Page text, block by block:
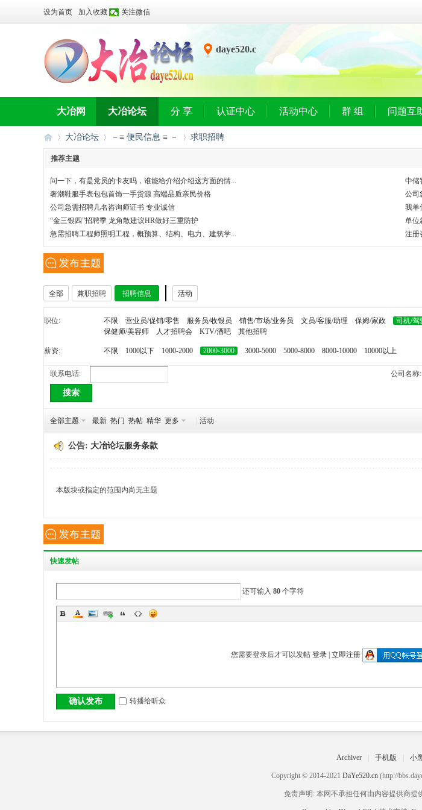
设为首页 加入收藏 关注微信
daye520.c
大冶网 大冶论坛 分 享 认证中心 活动中心 群 组 问题互
冶
丨
»
大冶论坛 －≡ 便民信息 ≡ －
›
求职招聘
推荐主题
问一下，有是党员的卡友吗，谁能给介绍介绍这方面的情...
中储
奢潮鞋服手表包包首饰一手货源 高端品质亲民价格
公司
公司急需招聘几名咨询师证书 专业诚信
我单
“金三银四”招聘季 龙角散建议HR做好三重防护
单位
急需招聘工程师照明工程，概预算、结构、电力、建筑学...
注册
全部 兼职招聘 招聘信息 活动
职位: 不限 营业员/促销/零售 服务员/收银员 销售/市场/业务员 文员/客服/助理 保姆/家政 司机/驾
保健师/美容师
人才招聘会 KTV/酒吧 其他招聘
薪资: 不限 1000以下 1000-2000 2000-3000 3000-5000 5000-8000 8000-10000 10000以上
联系电话: 公司名称:
搜索
全部主题 最新 热门 热帖 精华 更多 活动
公告: 大冶论坛服务条款
本版块或指定的范围内尚无主题
快速发帖
还可输入 80 个字符
您需要登录后才可以发帖 登录| 立即注册
确认发布 转播给听众
Archiver 手机版 小
Copyright © 2014-2021 DaYe520.cn(http://
免责声明: 本网不承担任何由内容提供商提